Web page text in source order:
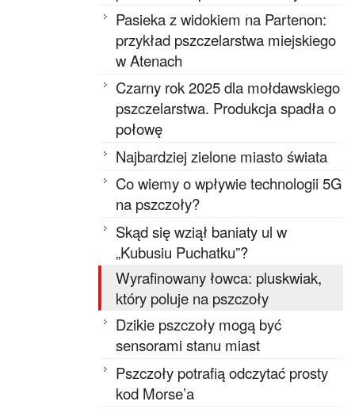
Pasieka z widokiem na Partenon:
przykład pszczelarstwa miejskiego
w Atenach
Czarny rok 2025 dla mołdawskiego
pszczelarstwa. Produkcja spadła o
połowę
Najbardziej zielone miasto świata
Co wiemy o wpływie technologii 5G
na pszczoły?
Skąd się wziął baniaty ul w
„Kubusiu Puchatku”?
Wyrafinowany łowca: pluskwiak,
który poluje na pszczoły
Dzikie pszczoły mogą być
sensorami stanu miast
Pszczoły potrafią odczytać prosty
kod Morse’a